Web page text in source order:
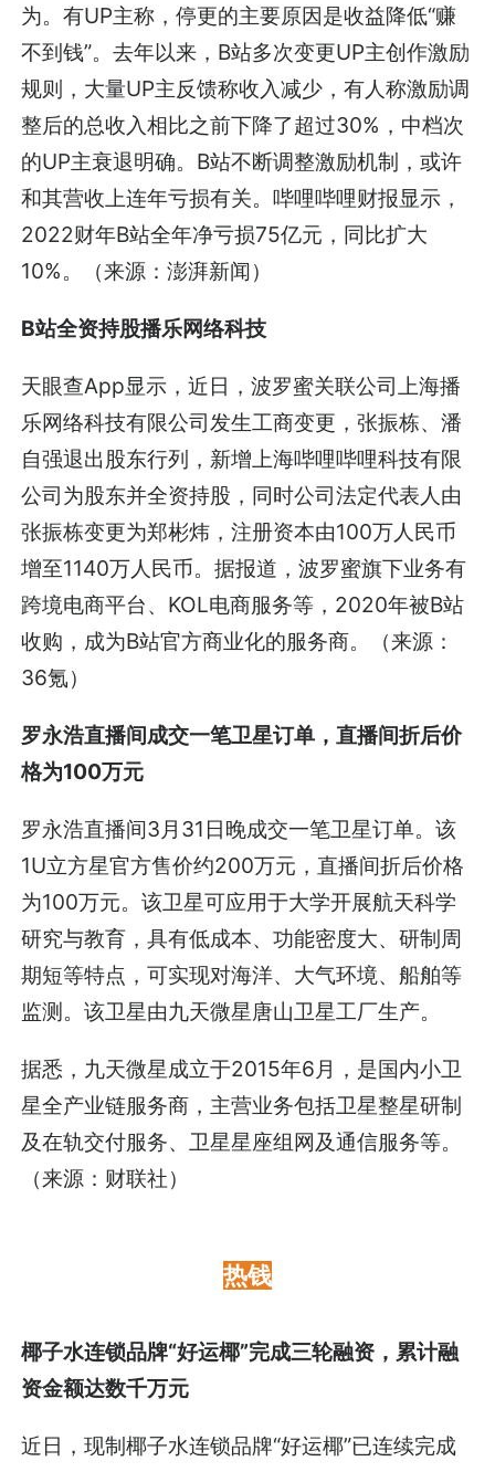
为。有UP主称，停更的主要原因是收益降低“赚
不到钱”。去年以来，B站多次变更UP主创作激励
规则，大量UP主反馈称收入减少，有人称激励调
整后的总收入相比之前下降了超过30%，中档次
的UP主衰退明确。B站不断调整激励机制，或许
和其营收上连年亏损有关。哔哩哔哩财报显示，
2022财年B站全年净亏损75亿元，同比扩大
10%。（来源：澎湃新闻）
B站全资持股播乐网络科技
天眼查App显示，近日，波罗蜜关联公司上海播
乐网络科技有限公司发生工商变更，张振栋、潘
自强退出股东行列，新增上海哔哩哔哩科技有限
公司为股东并全资持股，同时公司法定代表人由
张振栋变更为郑彬炜，注册资本由100万人民币
增至1140万人民币。据报道，波罗蜜旗下业务有
跨境电商平台、KOL电商服务等，2020年被B站
收购，成为B站官方商业化的服务商。（来源：
36氪）
罗永浩直播间成交一笔卫星订单，直播间折后价
格为100万元
罗永浩直播间3月31日晚成交一笔卫星订单。该
1U立方星官方售价约200万元，直播间折后价格
为100万元。该卫星可应用于大学开展航天科学
研究与教育，具有低成本、功能密度大、研制周
期短等特点，可实现对海洋、大气环境、船舶等
监测。该卫星由九天微星唐山卫星工厂生产。
据悉，九天微星成立于2015年6月，是国内小卫
星全产业链服务商，主营业务包括卫星整星研制
及在轨交付服务、卫星星座组网及通信服务等。
（来源：财联社）
热钱
椰子水连锁品牌“好运椰”完成三轮融资，累计融
资金额达数千万元
近日，现制椰子水连锁品牌“好运椰”已连续完成